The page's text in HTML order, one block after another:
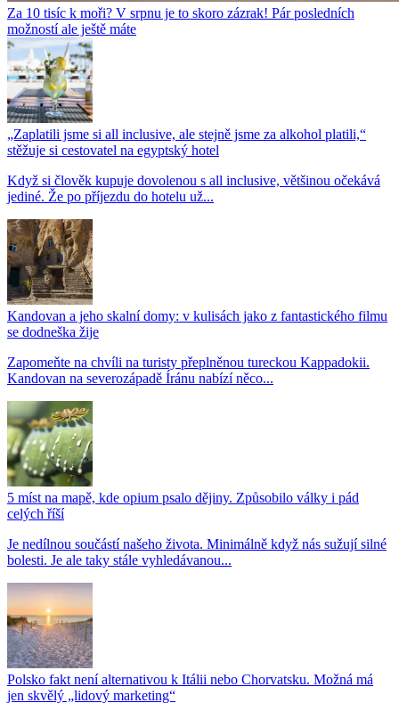
Za 10 tisíc k moři? V srpnu je to skoro zázrak! Pár posledních
možností ale ještě máte
„Zaplatili jsme si all inclusive, ale stejně jsme za alkohol platili,“
stěžuje si cestovatel na egyptský hotel
Když si člověk kupuje dovolenou s all inclusive, většinou očekává
jediné. Že po příjezdu do hotelu už...
Kandovan a jeho skalní domy: v kulisách jako z fantastického filmu
se dodneška žije
Zapomeňte na chvíli na turisty přeplněnou tureckou Kappadokii.
Kandovan na severozápadě Íránu nabízí něco...
5 míst na mapě, kde opium psalo dějiny. Způsobilo války i pád
celých říší
Je nedílnou součástí našeho života. Minimálně když nás sužují silné
bolesti. Je ale taky stále vyhledávanou...
Polsko fakt není alternativou k Itálii nebo Chorvatsku. Možná má
jen skvělý „lidový marketing“